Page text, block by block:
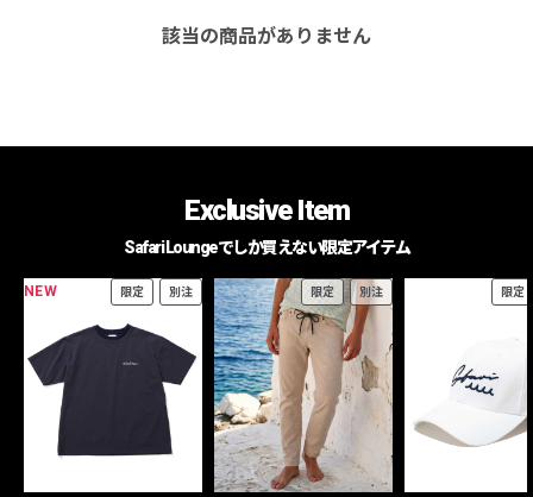
該当の商品がありません
Exclusive Item
Safari Loungeでしか買えない限定アイテム
NEW 限定 別注 限定 別注 限定